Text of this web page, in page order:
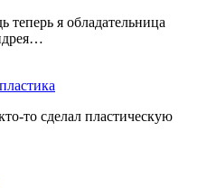
теперь я обладательница
то сделал пластическую